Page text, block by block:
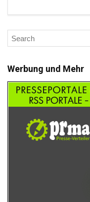
Werbung und Mehr